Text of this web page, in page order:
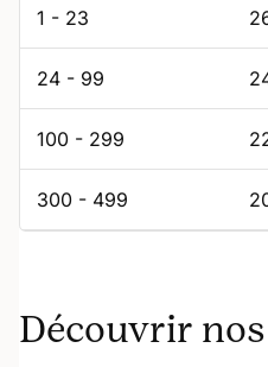
1 - 23
24 - 99
100 - 299
300 - 499
Découvrir